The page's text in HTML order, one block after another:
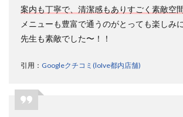
案内も丁寧で、清潔感もありすごく素敵空
メニューも豊富で通うのがとっても楽しみ
先生も素敵でした〜！！
引用： Googleクチコミ(loIve都内店舗)